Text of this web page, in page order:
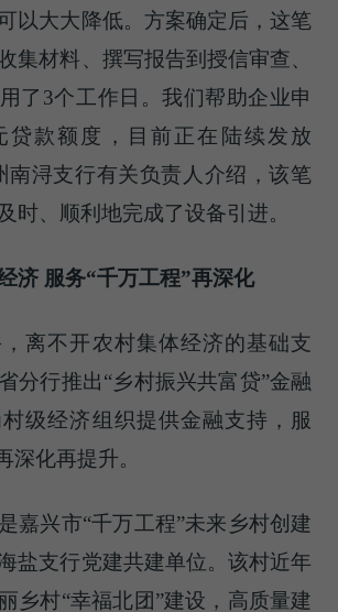
以大大降低。方案确定后，这笔
集材料、撰写报告到授信审查、
了3个工作日。我们帮助企业申
贷款额度，目前正在陆续发放
南浔支行有关负责人介绍，该笔
时、顺利地完成了设备引进。
济 服务“千万工程”再深化
离不开农村集体经济的基础支
分行推出“乡村振兴共富贷”金融
级经济组织提供金融支持，服
深化再提升。
嘉兴市“千万工程”未来乡村创建
盐支行党建共建单位。该村近年
乡村“幸福北团”建设，高质量建